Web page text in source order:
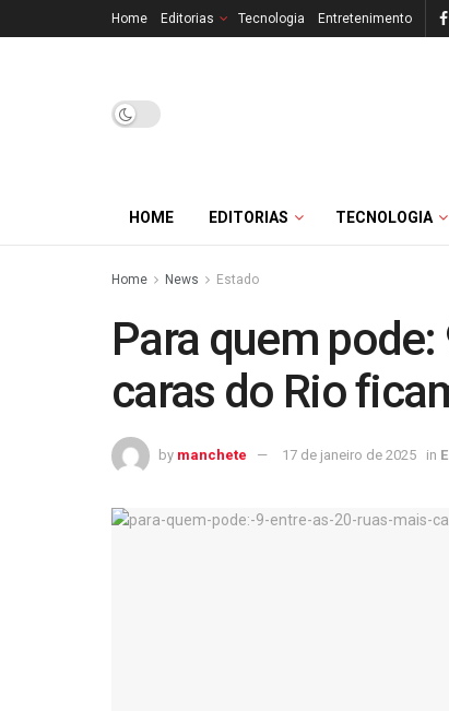
Home Editorias Tecnologia Entretenimento
HOME EDITORIAS TECNOLOGIA
Home News Estado
Para quem
caras do Rio
by manchete 17 de janeiro de 2025 in